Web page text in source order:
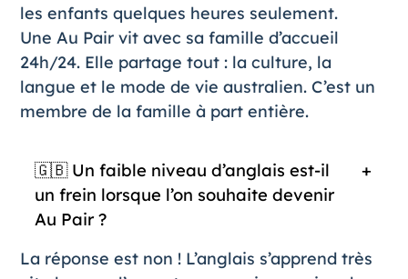
les enfants quelques heures seulement.
Une Au Pair vit avec sa famille d’accueil
24h/24. Elle partage tout : la culture, la
langue et le mode de vie australien. C’est un
membre de la famille à part entière.
🇬🇧 Un faible niveau d’anglais est-il
un frein lorsque l’on souhaite devenir
Au Pair ?
La réponse est non ! L’anglais s’apprend très